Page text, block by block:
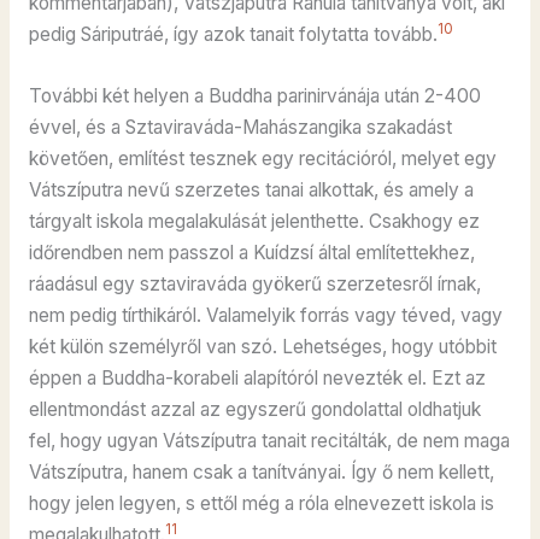
pedig Sáriputráé, így azok tanait folytatta tovább.10
További két helyen a Buddha parinirvánája után 2-400
évvel, és a Sztaviraváda-Mahászangika szakadást
követően, említést tesznek egy recitációról, melyet egy
Vátszíputra nevű szerzetes tanai alkottak, és amely a
tárgyalt iskola megalakulását jelenthette. Csakhogy ez
időrendben nem passzol a Kuídzsí által említettekhez,
ráadásul egy sztaviraváda gyökerű szerzetesről írnak,
nem pedig tírthikáról. Valamelyik forrás vagy téved, vagy
két külön személyről van szó. Lehetséges, hogy utóbbit
éppen a Buddha-korabeli alapítóról nevezték el. Ezt az
ellentmondást azzal az egyszerű gondolattal oldhatjuk
fel, hogy ugyan Vátszíputra tanait recitálták, de nem maga
Vátszíputra, hanem csak a tanítványai. Így ő nem kellett,
hogy jelen legyen, s ettől még a róla elnevezett iskola is
11